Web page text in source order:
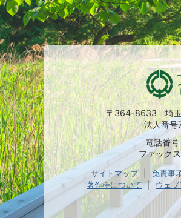
〒364-8633 埼玉
法人番
電話番
ファック
サイトマップ 免責事
著作権について
ウェ